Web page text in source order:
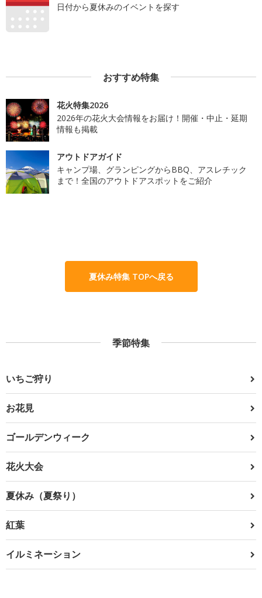
日付から夏休みのイベントを探す
おすすめ特集
花火特集2026
2026年の花火大会情報をお届け！開催・中止・延期
情報も掲載
アウトドアガイド
キャンプ場、グランピングからBBQ、アスレチック
まで！全国のアウトドアスポットをご紹介
夏休み特集 TOPへ戻る
季節特集
いちご狩り
お花見
ゴールデンウィーク
花火大会
夏休み（夏祭り）
紅葉
イルミネーション